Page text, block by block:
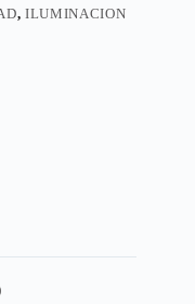
,ILUMINACION